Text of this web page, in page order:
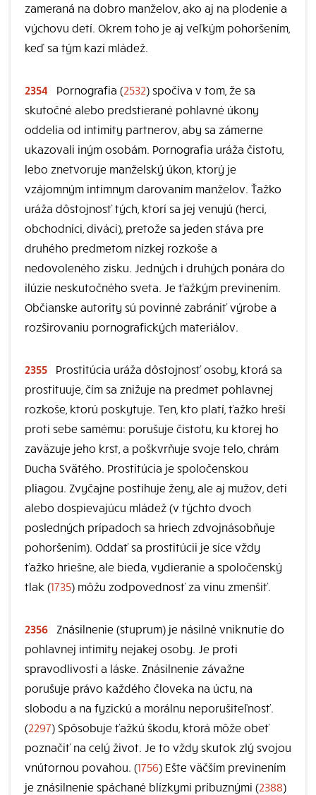
zameraná na dobro manželov, ako aj na plodenie a
výchovu detí. Okrem toho je aj veľkým pohoršením,
keď sa tým kazí mládež.
2354 Pornografia (2532) spočíva v tom, že sa
skutočné alebo predstierané pohlavné úkony
oddelia od intimity partnerov, aby sa zámerne
ukazovali iným osobám. Pornografia uráža čistotu,
lebo znetvoruje manželský úkon, ktorý je
vzájomným intímnym darovaním manželov. Ťažko
uráža dôstojnosť tých, ktorí sa jej venujú (herci,
obchodníci, diváci), pretože sa jeden stáva pre
druhého predmetom nízkej rozkoše a
nedovoleného zisku. Jedných i druhých ponára do
ilúzie neskutočného sveta. Je ťažkým previnením.
Občianske autority sú povinné zabrániť výrobe a
rozširovaniu pornografických materiálov.
2355
Prostitúcia uráža dôstojnosť osoby, ktorá sa
prostituuje, čím sa znižuje na predmet pohlavnej
rozkoše, ktorú poskytuje. Ten, kto platí, ťažko hreší
proti sebe samému: porušuje čistotu, ku ktorej ho
zaväzuje jeho krst, a poškvrňuje svoje telo, chrám
Ducha Svätého. Prostitúcia je spoločenskou
pliagou. Zvyčajne postihuje ženy, ale aj mužov, deti
alebo dospievajúcu mládež (v týchto dvoch
posledných prípadoch sa hriech zdvojnásobňuje
pohoršením). Oddať sa prostitúcii je síce vždy
ťažko hriešne, ale bieda, vydieranie a spoločenský
tlak (1735) môžu zodpovednosť za vinu zmenšiť.
2356
Znásilnenie (stuprum) je násilné vniknutie do
pohlavnej intimity nejakej osoby. Je proti
spravodlivosti a láske. Znásilnenie závažne
porušuje právo každého človeka na úctu, na
slobodu a na fyzickú a morálnu neporušiteľnosť.
(2297) Spôsobuje ťažkú škodu, ktorá môže obeť
poznačiť na celý život. Je to vždy skutok zlý svojou
vnútornou povahou. (1756) Ešte väčším previnením
je znásilnenie spáchané blízkymi príbuznými (2388)